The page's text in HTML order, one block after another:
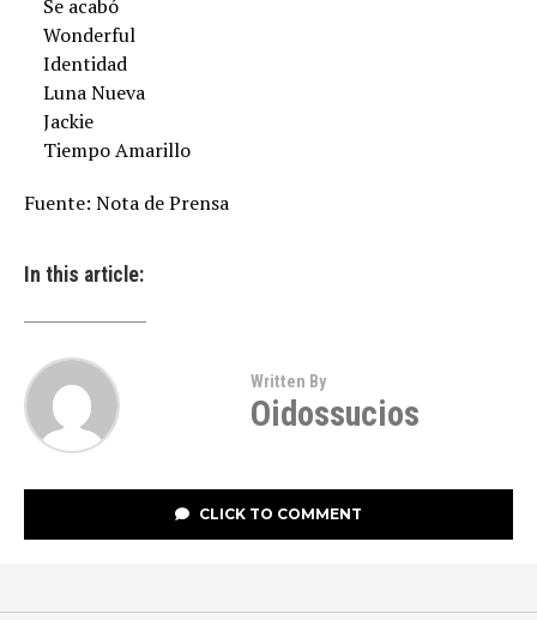
Se acabó
Wonderful
Identidad
Luna Nueva
Jackie
Tiempo Amarillo
Fuente: Nota de Prensa
In this article:
Written By
Oidossucios
CLICK TO COMMENT